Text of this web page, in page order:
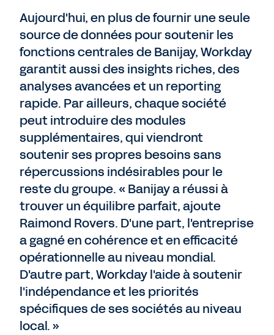
Aujourd'hui, en plus de fournir une seule
source de données pour soutenir les
fonctions centrales de Banijay, Workday
garantit aussi des insights riches, des
analyses avancées et un reporting
rapide. Par ailleurs, chaque société
peut introduire des modules
supplémentaires, qui viendront
soutenir ses propres besoins sans
répercussions indésirables pour le
reste du groupe. « Banijay a réussi à
trouver un équilibre parfait, ajoute
Raimond Rovers. D'une part, l'entreprise
a gagné en cohérence et en efficacité
opérationnelle au niveau mondial.
D'autre part, Workday l'aide à soutenir
l'indépendance et les priorités
spécifiques de ses sociétés au niveau
local. »